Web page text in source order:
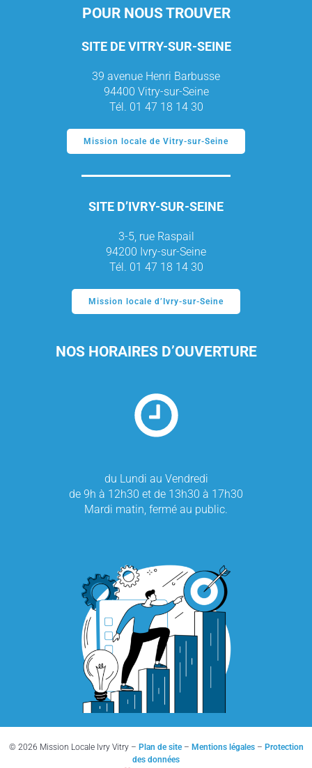
POUR NOUS TROUVER
SITE DE VITRY-SUR-SEINE
39 avenue Henri Barbusse
94400 Vitry-sur-Seine
Tél. 01 47 18 14 30
Mission locale de Vitry-sur-Seine
SITE D’IVRY-SUR-SEINE
3-5, rue Raspail
94200 Ivry-sur-Seine
Tél. 01 47 18 14 30
Mission locale d’Ivry-sur-Seine
NOS HORAIRES D’OUVERTURE
du Lundi au Vendredi
de 9h à 12h30 et de 13h30 à 17h30
Mardi matin, fermé au public.
© 2026 Mission Locale Ivry Vitry – Plan de site– Mentions légales– Protection
des données